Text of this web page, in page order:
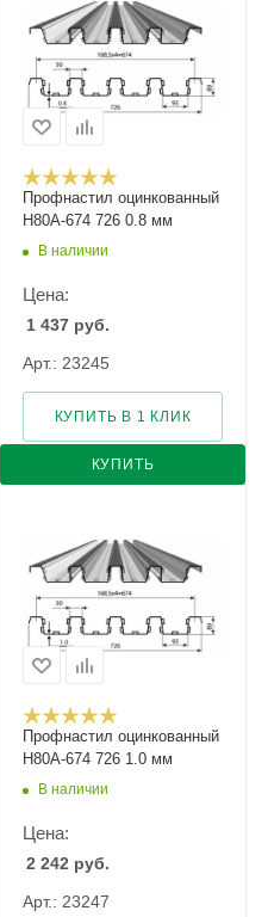
Профнастил оцинкованный
Н80А-674 726 0.8 мм
В наличии
Цена:
1 437 руб.
Арт.: 23245
КУПИТЬ
КУПИТЬ В 1 КЛИК
Профнастил оцинкованный
Н80А-674 726 1.0 мм
В наличии
Цена:
2 242 руб.
Арт.: 23247